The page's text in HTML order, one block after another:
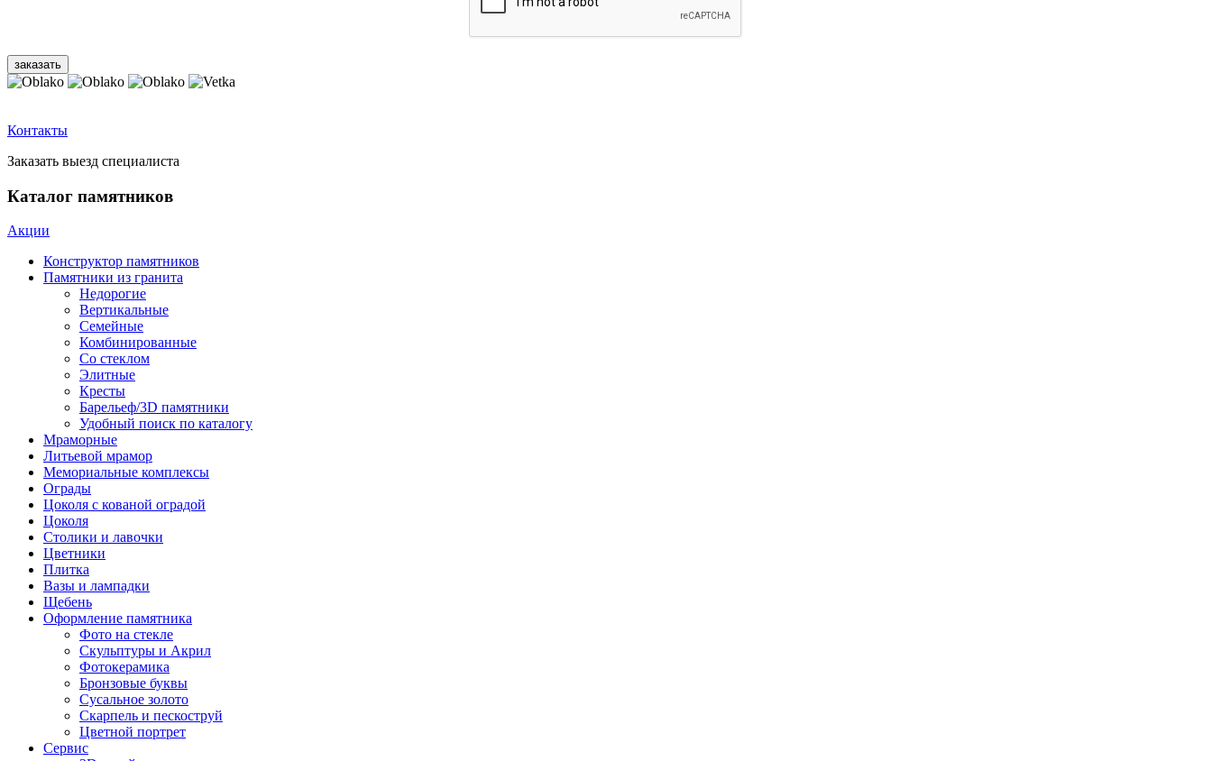
Контакты
Заказать выезд специалиста
Каталог памятников
Акции
Конструктор памятников
Памятники из гранита
Недорогие
Вертикальные
Семейные
Комбинированные
Со стеклом
Элитные
Кресты
Барельеф/3D памятники
Удобный поиск по каталогу
Мраморные
Литьевой мрамор
Мемориальные комплексы
Ограды
Цоколя с кованой оградой
Цоколя
Столики и лавочки
Цветники
Плитка
Вазы и лампадки
Щебень
Оформление памятника
Фото на стекле
Скульптуры и Акрил
Фотокерамика
Бронзовые буквы
Сусальное золото
Скарпель и пескоструй
Цветной портрет
Сервис